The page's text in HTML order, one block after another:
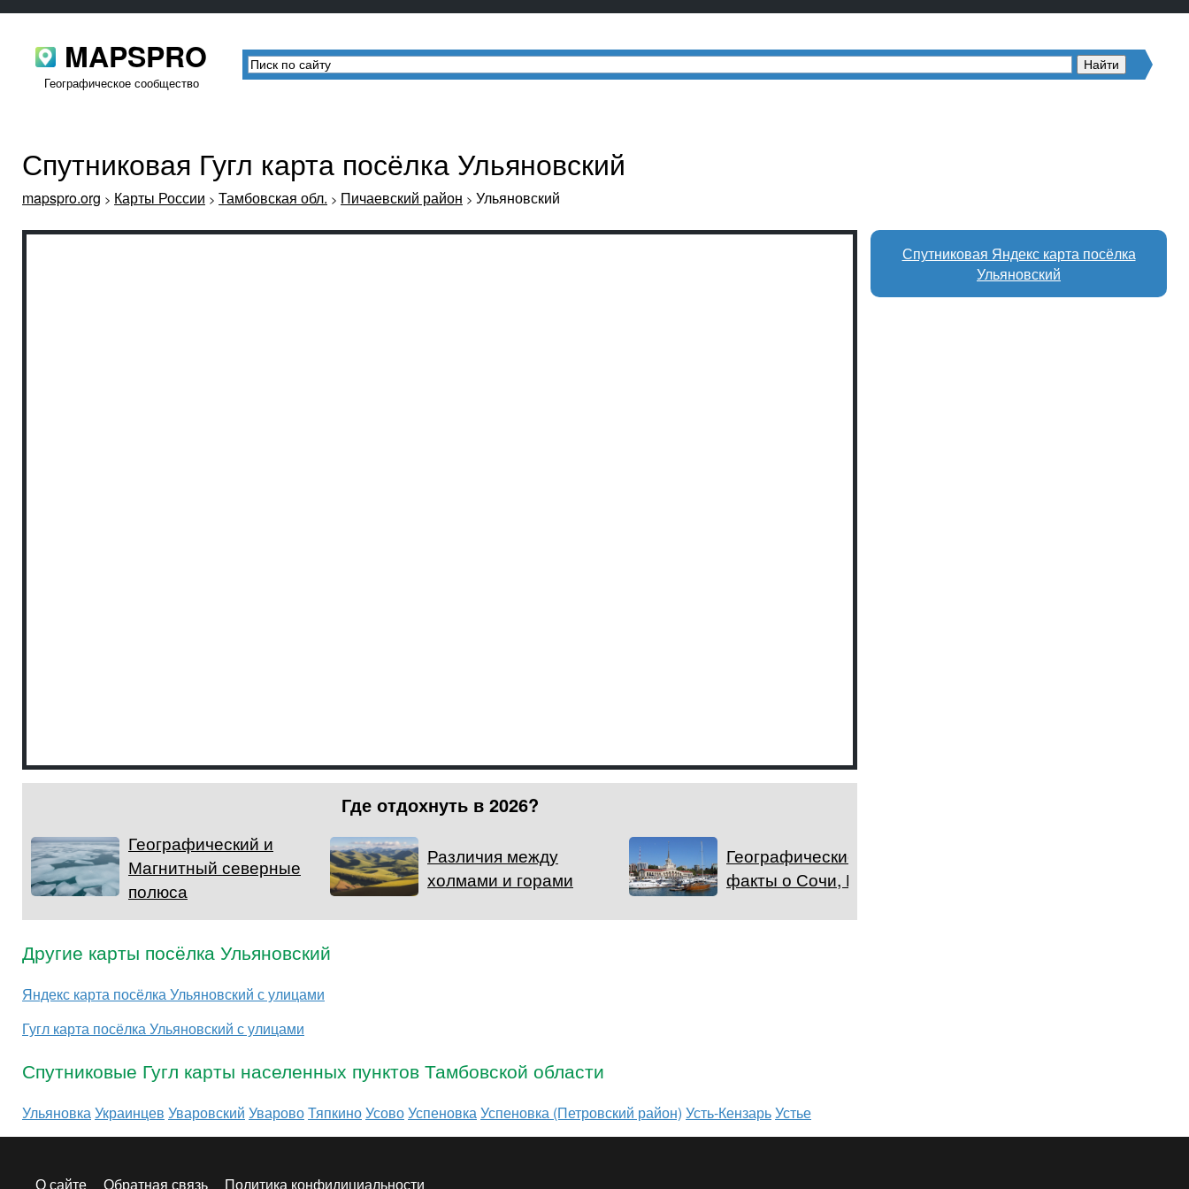
MAPSPRO
Географическое сообщество
Спутниковая Гугл карта посёлка Ульяновский
mapspro.org > Карты России > Тамбовская обл. > Пичаевский район > Ульяновский
Где отдохнуть в 2026?
Географический и
Магнитный северные
полюса
Различия между
холмами и горами
Географические
факты о Сочи, Россия
Спутниковая Яндекс карта посёлка
Ульяновский
Другие карты посёлка Ульяновский
Яндекс карта посёлка Ульяновский с улицами
Гугл карта посёлка Ульяновский с улицами
Спутниковые Гугл карты населенных пунктов Тамбовской области
УльяновкаУкраинцев Уваровский УваровоТяпкиноУсовоУспеновкаУспеновка (Петровский район) Усть-КензарьУстье
О сайте Обратная связь Политика конфидициальности